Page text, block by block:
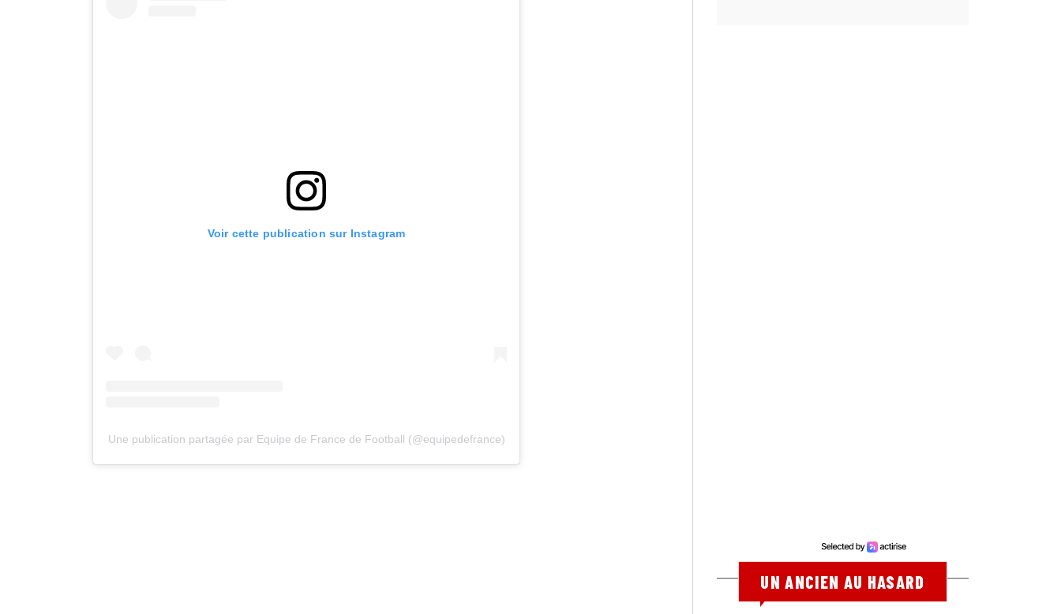
Voir cette publication sur Instagram
Une publication partagée par Equipe de France de Football (@equipedefrance)
UN ANCIEN AU HASARD